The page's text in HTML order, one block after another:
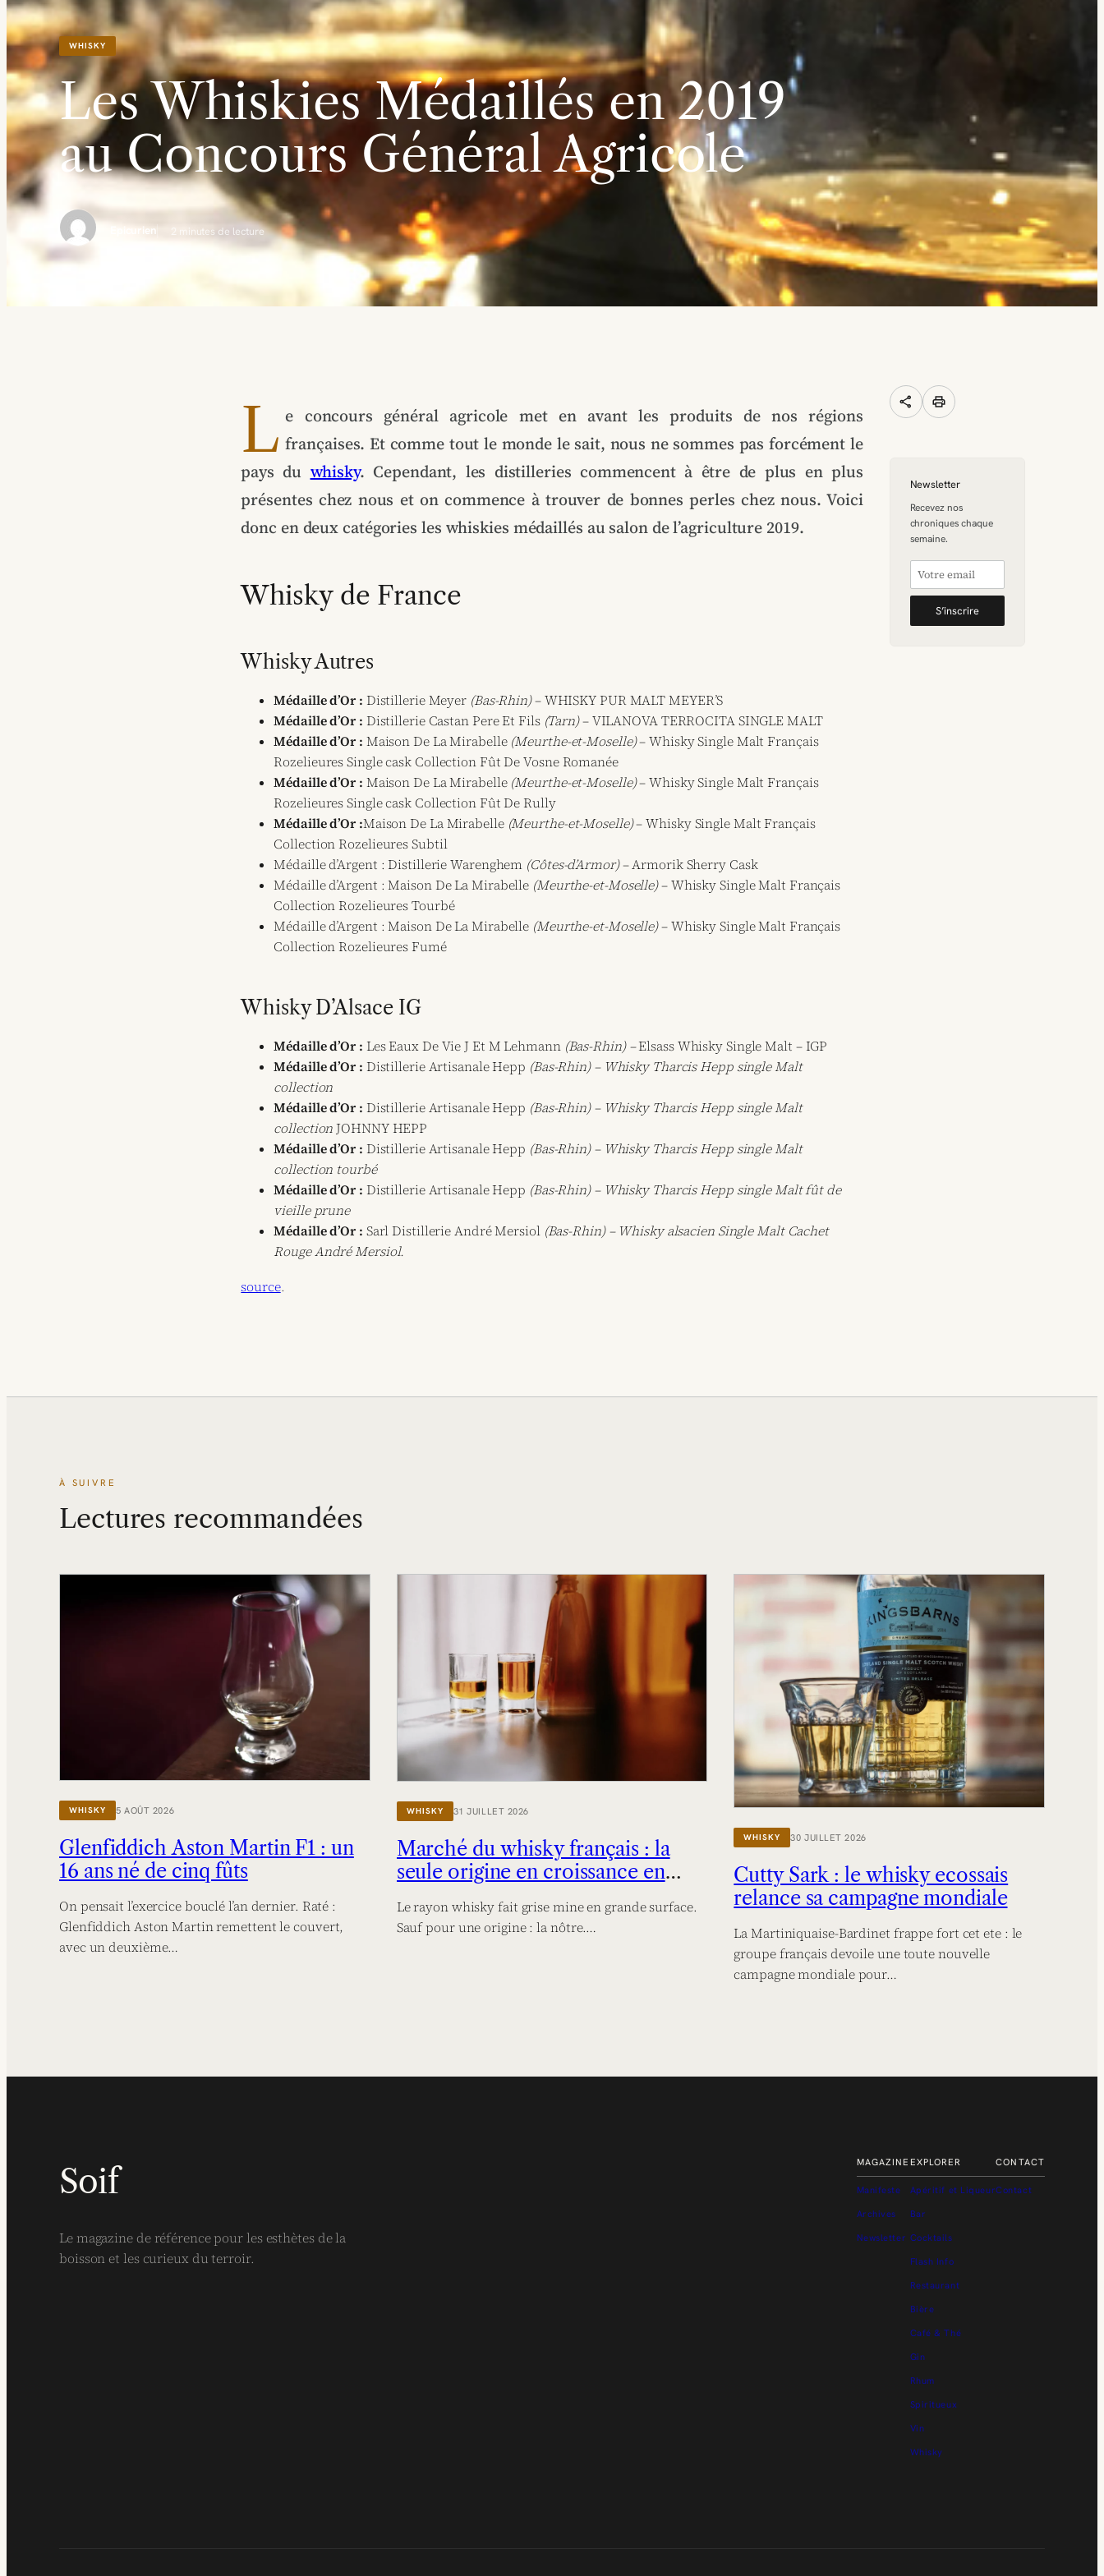
WHISKY
Les Whiskies Médaillés en 2019
au Concours Général Agricole
Epicurien 2 minutes de lecture
L e concours général agricole met en avant les produits de nos régions
françaises. Et comme tout le monde le sait, nous ne sommes pas forcément le
pays du whisky. Cependant, les distilleries commencent à être de plus en plus
présentes chez nous et on commence à trouver de bonnes perles chez nous. Voici
donc en deux catégories les whiskies médaillés au salon de l’agriculture 2019.
Whisky de France
Whisky Autres
Médaille d’Or : Distillerie Meyer (Bas-Rhin)– WHISKY PUR MALT MEYER’S
Médaille d’Or : Distillerie Castan Pere Et Fils(Tarn)– VILANOVA TERROCITA SINGLE MALT
Médaille d’Or : Maison De La Mirabelle (Meurthe-et-Moselle)– Whisky Single Malt Français
Rozelieures Single cask Collection Fût De Vosne Romanée
Médaille d’Or : Maison De La Mirabelle (Meurthe-et-Moselle)– Whisky Single Malt Français
Rozelieures Single cask Collection Fût De Rully
Médaille d’Or :Maison De La Mirabelle (Meurthe-et-Moselle)– Whisky Single Malt Français
Collection Rozelieures Subtil
Médaille d’Argent : Distillerie Warenghem (Côtes-d’Armor)– Armorik Sherry Cask
Médaille d’Argent : Maison De La Mirabelle (Meurthe-et-Moselle)– Whisky Single Malt Français
Collection Rozelieures Tourbé
Médaille d’Argent : Maison De La Mirabelle (Meurthe-et-Moselle)– Whisky Single Malt Français
Collection Rozelieures Fumé
Whisky D’Alsace IG
Médaille d’Or : Les Eaux De Vie J Et M Lehmann (Bas-Rhin) –Elsass Whisky Single Malt – IGP
Médaille d’Or : Distillerie Artisanale Hepp (Bas-Rhin) – Whisky Tharcis Hepp single Malt
collection
Médaille d’Or : Distillerie Artisanale Hepp (Bas-Rhin) – Whisky Tharcis Hepp single Malt
collectionJOHNNY HEPP
Médaille d’Or : Distillerie Artisanale Hepp (Bas-Rhin) – Whisky Tharcis Hepp single Malt
collection tourbé
Médaille d’Or : Distillerie Artisanale Hepp (Bas-Rhin) – Whisky Tharcis Hepp single Malt fût de
vieille prune
Médaille d’Or : Sarl Distillerie André Mersiol (Bas-Rhin) – Whisky alsacien Single Malt Cachet
Rouge André Mersiol.
source.
share print
Newsletter
Recevez nos
chroniques chaque
semaine.
S’inscrire
À SUIVRE
Lectures recommandées
WHISKY 5 AOÛT 2026
Glenfiddich Aston Martin F1 : un
16 ans né de cinq fûts
On pensait l’exercice bouclé l’an dernier. Raté :
Glenfiddich Aston Martin remettent le couvert,
avec un deuxième…
WHISKY 31 JUILLET 2026
Marché du whisky français : la
seule origine en croissance en
Le rayon whisky fait grise mine en grande surface.
Sauf pour une origine : la nôtre.…
WHISKY 30 JUILLET 2026
Cutty Sark : le whisky ecossais
relance sa campagne mondiale
La Martiniquaise-Bardinet frappe fort cet ete : le
groupe français devoile une toute nouvelle
campagne mondiale pour…
Soif
Le magazine de référence pour les esthètes de la
boisson et les curieux du terroir.
MAGAZINE
Manifeste
Archives
Newsletter
EXPLORER
Apéritif et Liqueur
Bar
Cocktails
Flash Info
Restaurant
Bière
Café & Thé
Gin
Rhum
Spiritueux
Vin
Whisky
CONTACT
Contact